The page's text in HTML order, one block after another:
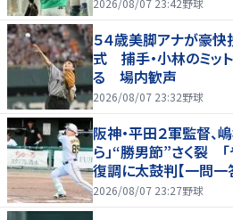
2026/08/07 23:42野球
５４歳美脚アナが豪
式 捕手・小林のミッ
る 場内歓声
2026/08/07 23:32野球
阪神・平田２軍監督、
ら」“勝男節”さく裂
復調に太鼓判【一問一
2026/08/07 23:27野球